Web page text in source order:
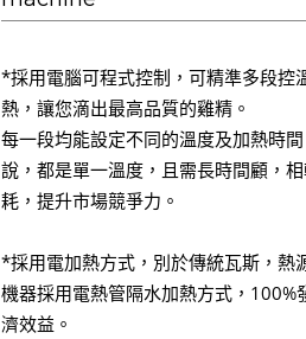
*採用電腦可程式控制，可精準多段控
熱，讓您滴出最高品質的雞精。
每一段均能設定不同的溫度及加熱時
說，都是單一溫度，且需長時間顧，
耗，提升市場競爭力。
*採用電加熱方式，別於傳統瓦斯，熱
機器採用電熱管隔水加熱方式，100%
濟效益。